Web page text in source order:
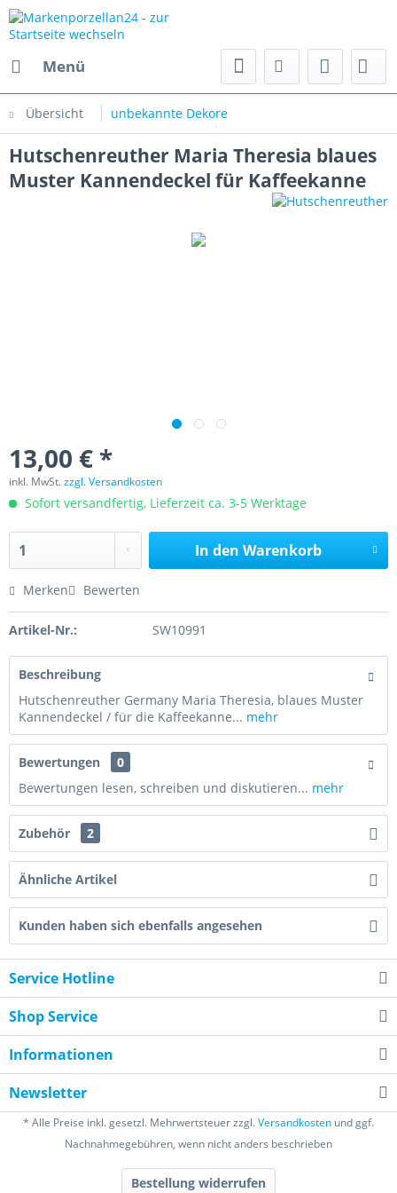
Menü
Übersicht unbekannte Dekore
Hutschenreuther Maria Theresia blaues
Muster Kannendeckel für Kaffeekanne
13,00 € *
inkl. MwSt.zzgl. Versandkosten
Sofort versandfertig, Lieferzeit ca. 3-5 Werktage
In den Warenkorb
Merken Bewerten
Artikel-Nr.: SW10991
Beschreibung
Hutschenreuther Germany Maria Theresia, blaues Muster
Kannendeckel / für die Kaffeekanne... mehr
Bewertungen
0
Bewertungen lesen, schreiben und diskutieren... mehr
Zubehör 2
Ähnliche Artikel
Kunden haben sich ebenfalls angesehen
Service Hotline
Shop Service
Informationen
Newsletter
* Alle Preise inkl. gesetzl. Mehrwertsteuer zzgl.Versandkosten und ggf.
Nachnahmegebühren, wenn nicht anders beschrieben
Bestellung widerrufen